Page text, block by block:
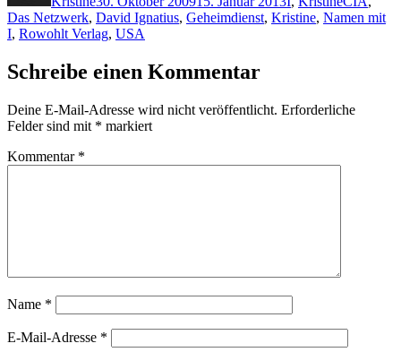
Das Netzwerk, David Ignatius, Geheimdienst, Kristine, Namen mit
I, Rowohlt Verlag, USA
Schreibe einen Kommentar
Deine E-Mail-Adresse wird nicht veröffentlicht. Erforderliche
Felder sind mit * markiert
Kommentar *
Name *
E-Mail-Adresse *